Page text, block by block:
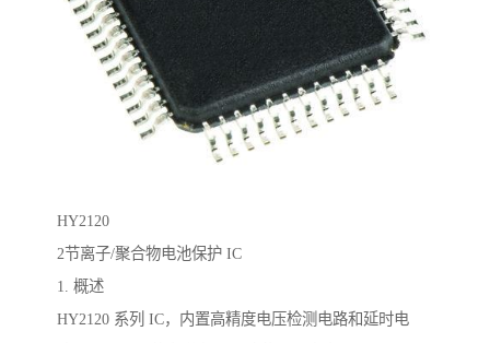
HY2120
2节离子/聚合物电池保护 IC
1. 概述
HY2120 系列 IC，内置高精度电压检测电路和延时电